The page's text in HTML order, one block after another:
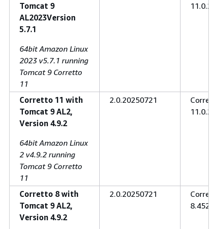
Tomcat 9
AL2023Version
5.7.1
64bit Amazon Linux
2023 v5.7.1 running
Tomcat 9 Corretto
11
Corretto 11 with
Tomcat 9 AL2,
Version 4.9.2
64bit Amazon Linux
2 v4.9.2 running
Tomcat 9 Corretto
11
2.0.20250721
Corretto 8 with
Tomcat 9 AL2,
Version 4.9.2
2.0.20250721